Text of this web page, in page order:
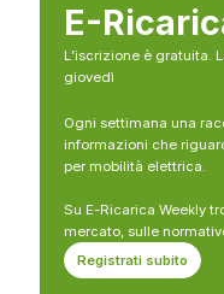
E-
L’iscrizione è gratuita.
giovedì
Ogni settimana una
informazioni che
per mobilità elettrica.
Su E-Ricarica Weekly
mercato, sulle
Registrati subito